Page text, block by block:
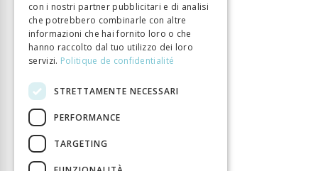
con i nostri partner pubblicitari e di analisi
che potrebbero combinarle con altre
informazioni che hai fornito loro o che
hanno raccolto dal tuo utilizzo dei loro
servizi. Politique de confidentialité
STRETTAMENTE NECESSARI
PERFORMANCE
TARGETING